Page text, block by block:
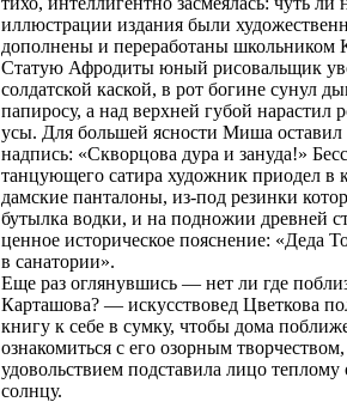
иллюстрации издания были
дополнены и переработаны школьником
Статую Афродиты юный рисовальщик
солдатской каской, в рот богине сунул
папиросу, а над верхней губой нарастил
усы. Для большей ясности Миша оставил
надпись: «Скворцова дура и зануда!»
танцующего сатира художник приодел в
дамские панталоны, из-под резинки
бутылка водки, и на подножии древней
ценное историческое пояснение: «Деда
в санатории».
Еще раз оглянувшись — нет ли где
Карташова? — искусствовед Цветкова
книгу к себе в сумку, чтобы дома
ознакомиться с его озорным
удовольствием подставила лицо теплому
солнцу.